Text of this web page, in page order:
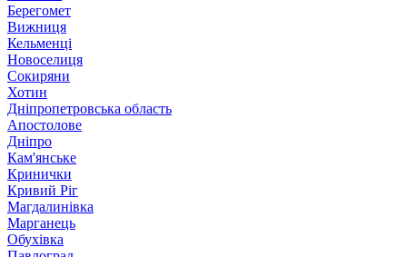
Берегомет
Вижниця
Кельменці
Новоселиця
Сокиряни
Хотин
Дніпропетровська область
Апостолове
Дніпро
Кам'янське
Кринички
Кривий Ріг
Магдалинівка
Марганець
Обухівка